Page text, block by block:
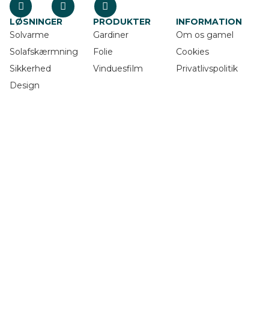
LØSNINGER
Solvarme
Solafskærmning
Sikkerhed
Design
PRODUKTER
Gardiner
Folie
Vinduesfilm
INFORMATION
Om os gamel
Cookies
Privatlivspolitik